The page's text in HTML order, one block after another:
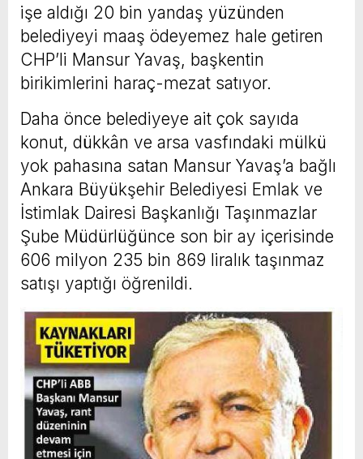
işe aldığı 20 bin yandaş yüzünden
belediyeyi maaş ödeyemez hale getiren
CHP’li Mansur Yavaş, başkentin
birikimlerini haraç-mezat satıyor.
Daha önce belediyeye ait çok sayıda
konut, dükkân ve arsa vasfındaki mülkü
yok pahasına satan Mansur Yavaş’a bağlı
Ankara Büyükşehir Belediyesi Emlak ve
İstimlak Dairesi Başkanlığı Taşınmazlar
Şube Müdürlüğünce son bir ay içerisinde
606 milyon 235 bin 869 liralık taşınmaz
satışı yaptığı öğrenildi.